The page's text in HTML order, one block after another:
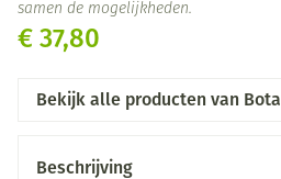
€ 37,80
samen de mogelijkheden.
Bekijk alle producten van Bota
Beschrijving